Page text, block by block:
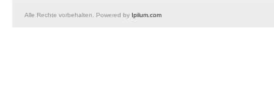
Alle Rechte vorbehalten. Powered by Ipilum.com